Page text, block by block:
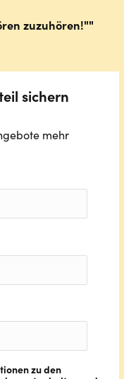
zuzuhören!"
sichern
mehr
zu den